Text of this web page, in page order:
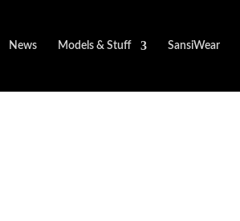
News Models & Stuff SansiWear